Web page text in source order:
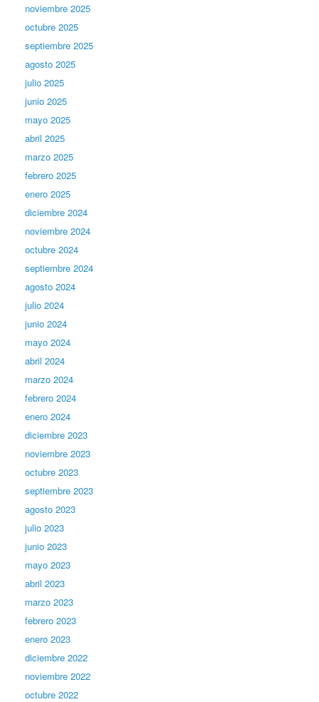
noviembre 2025
octubre 2025
septiembre 2025
agosto 2025
julio 2025
junio 2025
mayo 2025
abril 2025
marzo 2025
febrero 2025
enero 2025
diciembre 2024
noviembre 2024
octubre 2024
septiembre 2024
agosto 2024
julio 2024
junio 2024
mayo 2024
abril 2024
marzo 2024
febrero 2024
enero 2024
diciembre 2023
noviembre 2023
octubre 2023
septiembre 2023
agosto 2023
julio 2023
junio 2023
mayo 2023
abril 2023
marzo 2023
febrero 2023
enero 2023
diciembre 2022
noviembre 2022
octubre 2022